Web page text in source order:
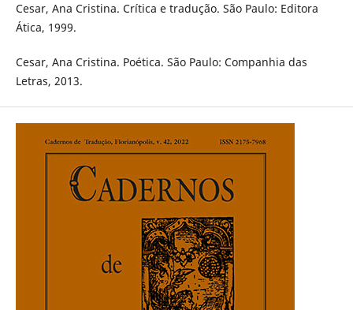
Cesar, Ana Cristina. Crítica e tradução. São Paulo: Editora
Ática, 1999.
Cesar, Ana Cristina. Poética. São Paulo: Companhia das
Letras, 2013.